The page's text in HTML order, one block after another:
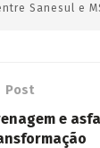
Sanesul e
Post
e